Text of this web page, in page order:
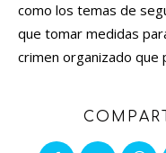
como los temas de
que tomar medidas
crimen organizado